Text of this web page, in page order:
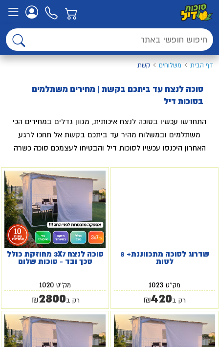
דף הבית משלוחים קשת
סוכה לנצח עד ביתכם בקשת | מחירים משתלמים
בסוכות דיל
התחדשו עכשיו בסוכה לנצח איכותית, מגוון גדלים במחירים הכי
משתלמים ובמשלוח מהיר עד ביתכם בקשת אל תחכו לרגע
האחרון היכנסו עכשיו לסוכות דיל והבטיחו לעצמכם סוכה כשרה
שדרוג לסוכה מתכווננת+ 8
לטות
מק''ט 1023
רק ב ₪420
סוכה לנצח 3X7 מחוזקת כולל
סכך ובד - סוכות שלום
מק''ט 1020
רק ב ₪2800